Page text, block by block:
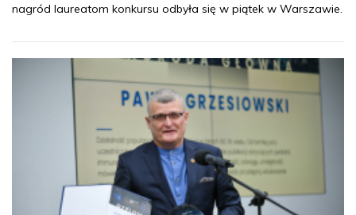
nagród laureatom konkursu odbyła się w piątek w Warszawie.